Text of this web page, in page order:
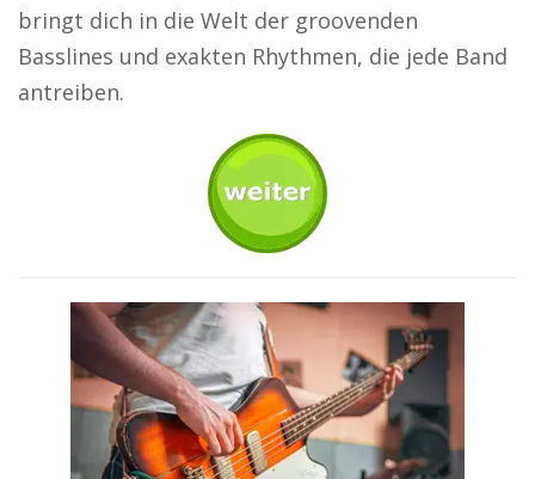
bringt dich in die Welt der groovenden
Basslines und exakten Rhythmen, die jede Band
antreiben.